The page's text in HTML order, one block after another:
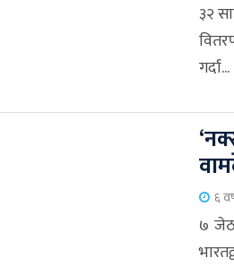
३२
गर्दा...
६
७ जेठ